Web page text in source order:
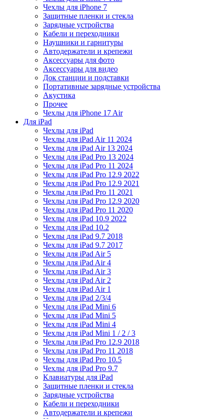
Чехлы для iPhone 7
Защитные пленки и стекла
Зарядные устройства
Кабели и переходники
Наушники и гарнитуры
Автодержатели и крепежи
Аксессуары для фото
Аксессуары для видео
Док станции и подставки
Портативные зарядные устройства
Акустика
Прочее
Чехлы для iPhone 17 Air
Для iPad
Чехлы для iPad
Чехлы для iPad Air 11 2024
Чехлы для iPad Air 13 2024
Чехлы для iPad Pro 13 2024
Чехлы для iPad Pro 11 2024
Чехлы для iPad Pro 12.9 2022
Чехлы для iPad Pro 12.9 2021
Чехлы для iPad Pro 11 2021
Чехлы для iPad Pro 12.9 2020
Чехлы для iPad Pro 11 2020
Чехлы для iPad 10.9 2022
Чехлы для iPad 10.2
Чехлы для iPad 9.7 2018
Чехлы для iPad 9.7 2017
Чехлы для iPad Air 5
Чехлы для iPad Air 4
Чехлы для iPad Air 3
Чехлы для iPad Air 2
Чехлы для iPad Air 1
Чехлы для iPad 2/3/4
Чехлы для iPad Mini 6
Чехлы для iPad Mini 5
Чехлы для iPad Mini 4
Чехлы для iPad Mini 1 / 2 / 3
Чехлы для iPad Pro 12.9 2018
Чехлы для iPad Pro 11 2018
Чехлы для iPad Pro 10.5
Чехлы для iPad Pro 9.7
Клавиатуры для iPad
Защитные пленки и стекла
Зарядные устройства
Кабели и переходники
Автодержатели и крепежи